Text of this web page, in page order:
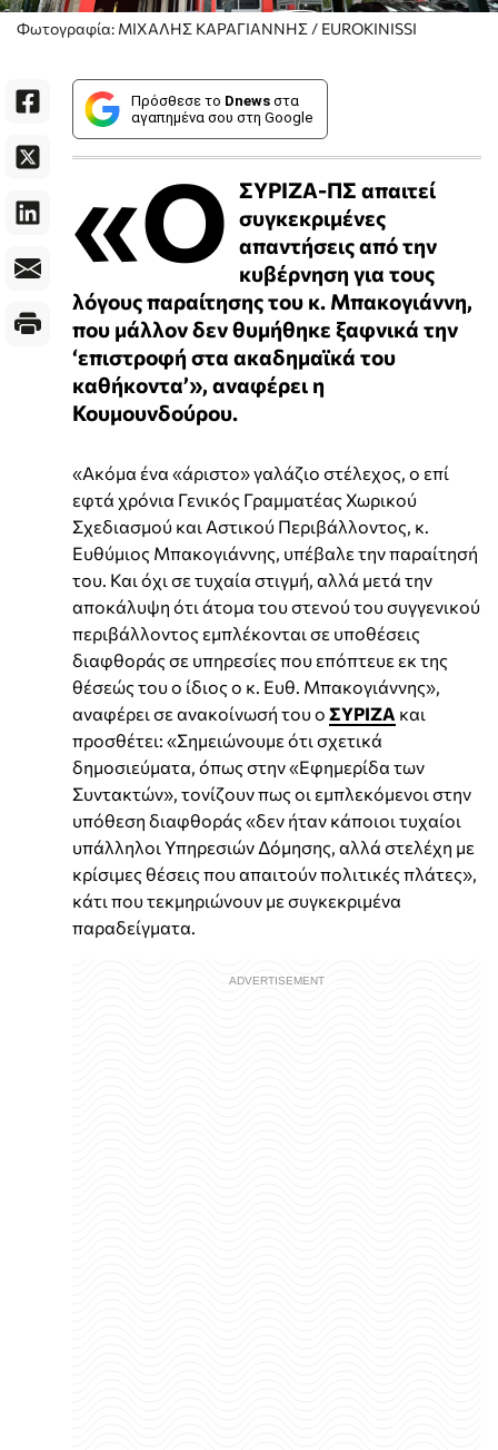
Φωτογραφία: ΜΙΧΑΛΗΣ ΚΑΡΑΓΙΑΝΝΗΣ / EUROKINISSI
Πρόσθεσε το Dnews στα
αγαπημένα σου στη Google
«Ο ΣΥΡΙΖΑ-ΠΣ απαιτεί
συγκεκριμένες
απαντήσεις από την
κυβέρνηση για τους
λόγους παραίτησης του κ. Μπακογιάννη,
που μάλλον δεν θυμήθηκε ξαφνικά την
‘επιστροφή στα ακαδημαϊκά του
καθήκοντα’», αναφέρει η
Κουμουνδούρου.
«Ακόμα ένα «άριστο» γαλάζιο στέλεχος, ο επί
εφτά χρόνια Γενικός Γραμματέας Χωρικού
Σχεδιασμού και Αστικού Περιβάλλοντος, κ.
Ευθύμιος Μπακογιάννης, υπέβαλε την παραίτησή
του. Και όχι σε τυχαία στιγμή, αλλά μετά την
αποκάλυψη ότι άτομα του στενού του συγγενικού
περιβάλλοντος εμπλέκονται σε υποθέσεις
διαφθοράς σε υπηρεσίες που επόπτευε εκ της
θέσεώς του ο ίδιος ο κ. Ευθ. Μπακογιάννης»,
αναφέρει σε ανακοίνωσή του ο ΣΥΡΙΖΑ και
προσθέτει: «Σημειώνουμε ότι σχετικά
δημοσιεύματα, όπως στην «Εφημερίδα των
Συντακτών», τονίζουν πως οι εμπλεκόμενοι στην
υπόθεση διαφθοράς «δεν ήταν κάποιοι τυχαίοι
υπάλληλοι Υπηρεσιών Δόμησης, αλλά στελέχη με
κρίσιμες θέσεις που απαιτούν πολιτικές πλάτες»,
κάτι που τεκμηριώνουν με συγκεκριμένα
παραδείγματα.